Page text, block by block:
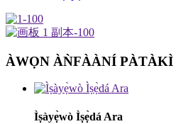
ÀWỌN ÀǸFÀÀNÍ PÀTÀKÌ
Ìṣàyẹ̀wò Ìṣẹ̀dá Ara